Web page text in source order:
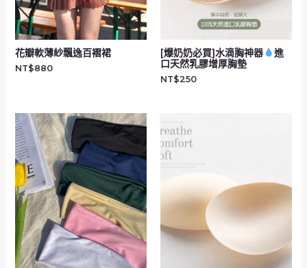
花瓣軟薄紗飄逸百褶裙
NT$880
[爆奶奶必買]水滴胸神器
進
口天然乳膠增厚胸墊
NT$250